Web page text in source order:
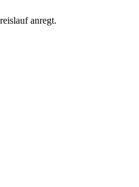
anregt.